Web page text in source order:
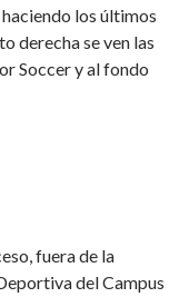
los últimos
derecha se ven las
Soccer y al fondo
fuera de la
del Campus